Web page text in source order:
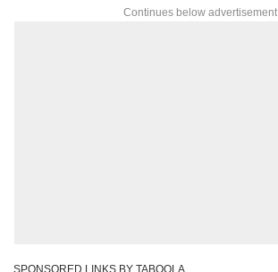
Continues below advertisement
SPONSORED LINKS BY TABOOLA